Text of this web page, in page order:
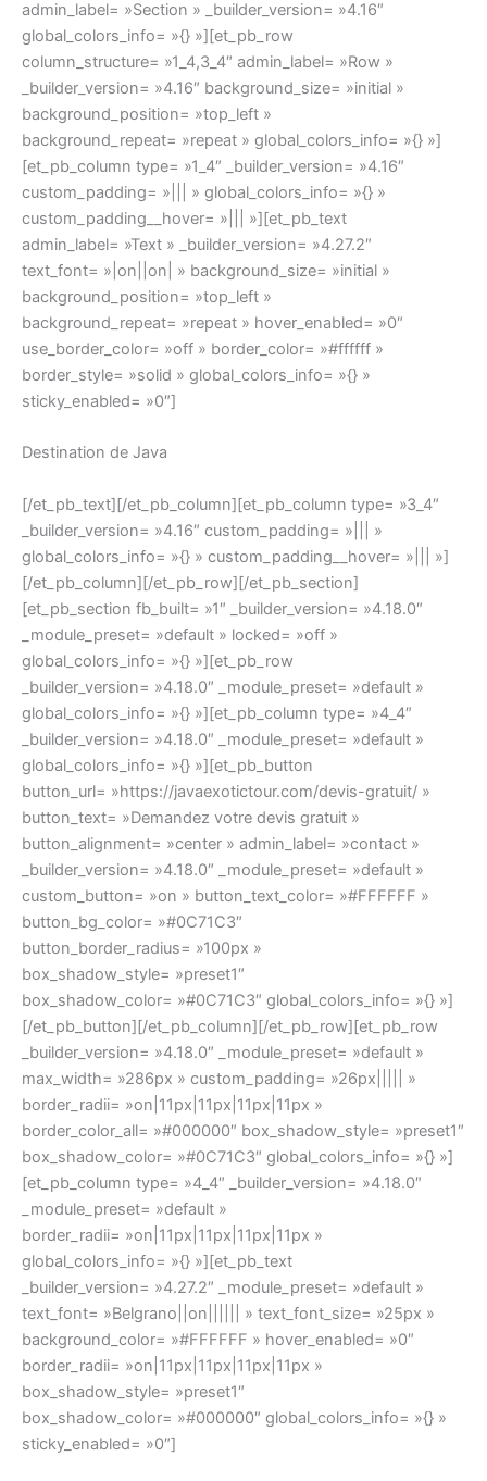
admin_label= »Section » _builder_version= »4.16″
global_colors_info= »{} »][et_pb_row
column_structure= »1_4,3_4″ admin_label= »Row »
_builder_version= »4.16″ background_size= »initial »
background_position= »top_left »
background_repeat= »repeat » global_colors_info= »{} »]
[et_pb_column type= »1_4″ _builder_version= »4.16″
custom_padding= »||| » global_colors_info= »{} »
custom_padding__hover= »||| »][et_pb_text
admin_label= »Text » _builder_version= »4.27.2″
text_font= »|on||on| » background_size= »initial »
background_position= »top_left »
background_repeat= »repeat » hover_enabled= »0″
use_border_color= »off » border_color= »#ffffff »
border_style= »solid » global_colors_info= »{} »
sticky_enabled= »0″]
Destination de Java
[/et_pb_text][/et_pb_column][et_pb_column type= »3_4″
_builder_version= »4.16″ custom_padding= »||| »
global_colors_info= »{} » custom_padding__hover= »||| »]
[/et_pb_column][/et_pb_row][/et_pb_section]
[et_pb_section fb_built= »1″ _builder_version= »4.18.0″
_module_preset= »default » locked= »off »
global_colors_info= »{} »][et_pb_row
_builder_version= »4.18.0″ _module_preset= »default »
global_colors_info= »{} »][et_pb_column type= »4_4″
_builder_version= »4.18.0″ _module_preset= »default »
global_colors_info= »{} »][et_pb_button
button_url= »https://javaexotictour.com/devis-gratuit/ »
button_text= »Demandez votre devis gratuit »
button_alignment= »center » admin_label= »contact »
_builder_version= »4.18.0″ _module_preset= »default »
custom_button= »on » button_text_color= »#FFFFFF »
button_bg_color= »#0C71C3″
button_border_radius= »100px »
box_shadow_style= »preset1″
box_shadow_color= »#0C71C3″ global_colors_info= »{} »]
[/et_pb_button][/et_pb_column][/et_pb_row][et_pb_row
_builder_version= »4.18.0″ _module_preset= »default »
max_width= »286px » custom_padding= »26px||||| »
border_radii= »on|11px|11px|11px|11px »
border_color_all= »#000000″ box_shadow_style= »preset1″
box_shadow_color= »#0C71C3″ global_colors_info= »{} »]
[et_pb_column type= »4_4″ _builder_version= »4.18.0″
_module_preset= »default »
border_radii= »on|11px|11px|11px|11px »
global_colors_info= »{} »][et_pb_text
_builder_version= »4.27.2″ _module_preset= »default »
text_font= »Belgrano||on|||||| » text_font_size= »25px »
background_color= »#FFFFFF » hover_enabled= »0″
border_radii= »on|11px|11px|11px|11px »
box_shadow_style= »preset1″
box_shadow_color= »#000000″ global_colors_info= »{} »
sticky_enabled= »0″]